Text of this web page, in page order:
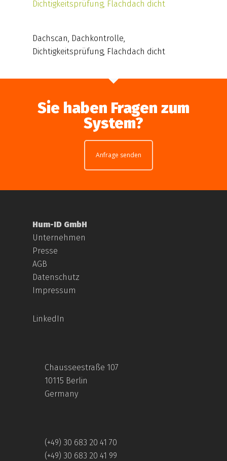
Dachscan, Dachkontrolle,
Dichtigkeitsprüfung, Flachdach dicht
Sie haben Fragen zum
System?
Anfrage senden
Hum-ID GmbH
Unternehmen
Presse
AGB
Datenschutz
Impressum
LinkedIn
Chausseestraße 107
10115 Berlin
Germany
(+49) 30 683 20 41 70
(+49) 30 683 20 41 99